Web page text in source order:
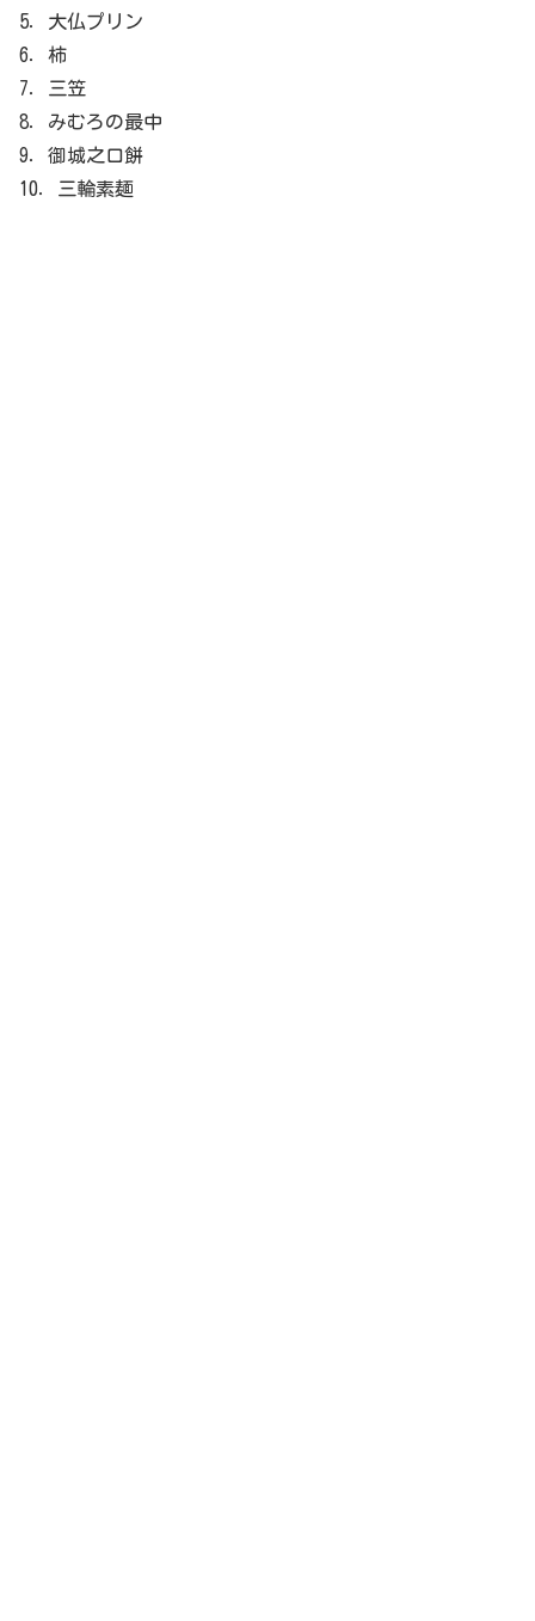
5．大仏プリン
6．柿
7．三笠
8．みむろの最中
9．御城之口餅
10．三輪素麺